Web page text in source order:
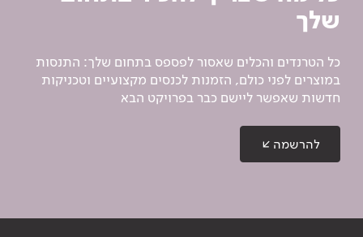
שלך
כל הטרנדים והכלים שאסור לפספס בתחום שלך: התנסות
במוצרים לפני כולם, הזמנות לכנסים מקצועיים וטכניקות
חדשות שאפשר ליישם כבר בפרויקט הבא
להרשמה